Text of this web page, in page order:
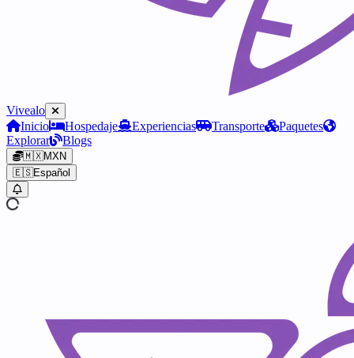
Vivealo
Inicio
Hospedaje Experiencias Transporte
Paquetes
Explorar
Blogs
🇲🇽MXN
🇪🇸Español